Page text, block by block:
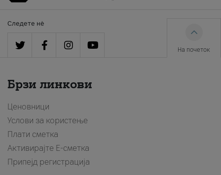
Следете нè
На почеток
Брзи линкови
Ценовници
Услови за користење
Плати сметка
Активирајте Е-сметка
Припејд регистрација